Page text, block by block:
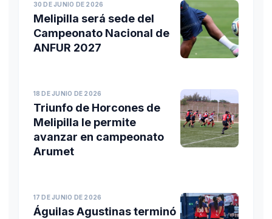
30 DE JUNIO DE 2026
Melipilla será sede del
Campeonato Nacional de
ANFUR 2027
18 DE JUNIO DE 2026
Triunfo de Horcones de
Melipilla le permite
avanzar en campeonato
Arumet
17 DE JUNIO DE 2026
Águilas Agustinas terminó